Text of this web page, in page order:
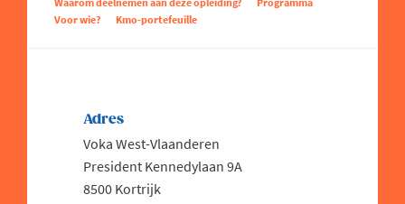
Voor wie?
Kmo-portefeuille
Adres
Voka West-Vlaanderen
President Kennedylaan 9A
8500 Kortrijk